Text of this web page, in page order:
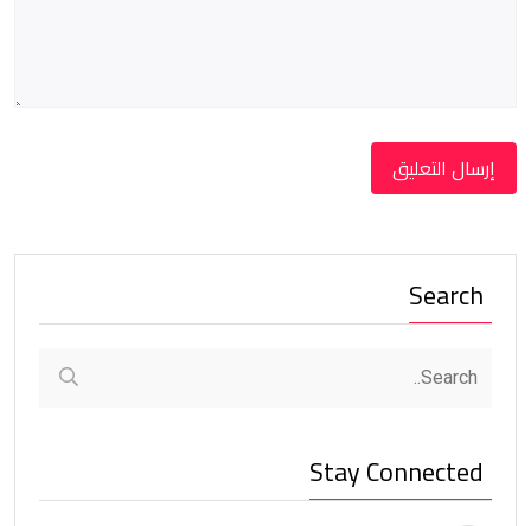
Search
Stay Connected